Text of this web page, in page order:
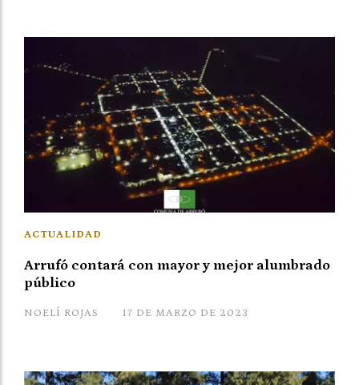
Arrufó contará con mayor y mejor alumbrado
público
NOELÍ ROJAS
ACTUALIDAD
17 DE MARZO DE 2023